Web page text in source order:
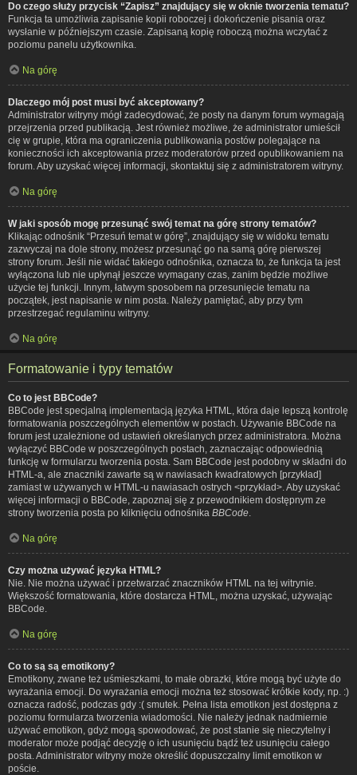
Do czego służy przycisk “Zapisz” znajdujący się w oknie tworzenia tematu?
Funkcja ta umożliwia zapisanie kopii roboczej i dokończenie pisania oraz
wysłanie w późniejszym czasie. Zapisaną kopię roboczą można wczytać z
poziomu panelu użytkownika.
Na górę
Dlaczego mój post musi być akceptowany?
Administrator witryny mógł zadecydować, że posty na danym forum wymagają
przejrzenia przed publikacją. Jest również możliwe, że administrator umieścił
cię w grupie, która ma ograniczenia publikowania postów polegające na
konieczności ich akceptowania przez moderatorów przed opublikowaniem na
forum. Aby uzyskać więcej informacji, skontaktuj się z administratorem witryny.
Na górę
W jaki sposób mogę przesunąć swój temat na górę strony tematów?
Klikając odnośnik “Przesuń temat w górę”, znajdujący się w widoku tematu
zazwyczaj na dole strony, możesz przesunąć go na samą górę pierwszej
strony forum. Jeśli nie widać takiego odnośnika, oznacza to, że funkcja ta jest
wyłączona lub nie upłynął jeszcze wymagany czas, zanim będzie możliwe
użycie tej funkcji. Innym, łatwym sposobem na przesunięcie tematu na
początek, jest napisanie w nim posta. Należy pamiętać, aby przy tym
przestrzegać regulaminu witryny.
Na górę
Formatowanie i typy tematów
Co to jest BBCode?
BBCode jest specjalną implementacją języka HTML, która daje lepszą kontrolę
formatowania poszczególnych elementów w postach. Używanie BBCode na
forum jest uzależnione od ustawień określanych przez administratora. Można
wyłączyć BBCode w poszczególnych postach, zaznaczając odpowiednią
funkcję w formularzu tworzenia posta. Sam BBCode jest podobny w składni do
HTML-a, ale znaczniki zawarte są w nawiasach kwadratowych [przykład]
zamiast w używanych w HTML-u nawiasach ostrych <przykład>. Aby uzyskać
więcej informacji o BBCode, zapoznaj się z przewodnikiem dostępnym ze
strony tworzenia posta po kliknięciu odnośnika BBCode
Na górę
Czy można używać języka HTML?
Nie. Nie można używać i przetwarzać znaczników HTML na tej witrynie.
Większość formatowania, które dostarcza HTML, można uzyskać, używając
BBCode.
Na górę
Co to są są emotikony?
Emotikony, zwane też uśmieszkami, to małe obrazki, które mogą być użyte do
wyrażania emocji. Do wyrażania emocji można też stosować krótkie kody, np. :)
oznacza radość, podczas gdy :( smutek. Pełna lista emotikon jest dostępna z
poziomu formularza tworzenia wiadomości. Nie należy jednak nadmiernie
używać emotikon, gdyż mogą spowodować, że post stanie się nieczytelny i
moderator może podjąć decyzję o ich usunięciu bądź też usunięciu całego
posta. Administrator witryny może określić dopuszczalny limit emotikon w
poście.